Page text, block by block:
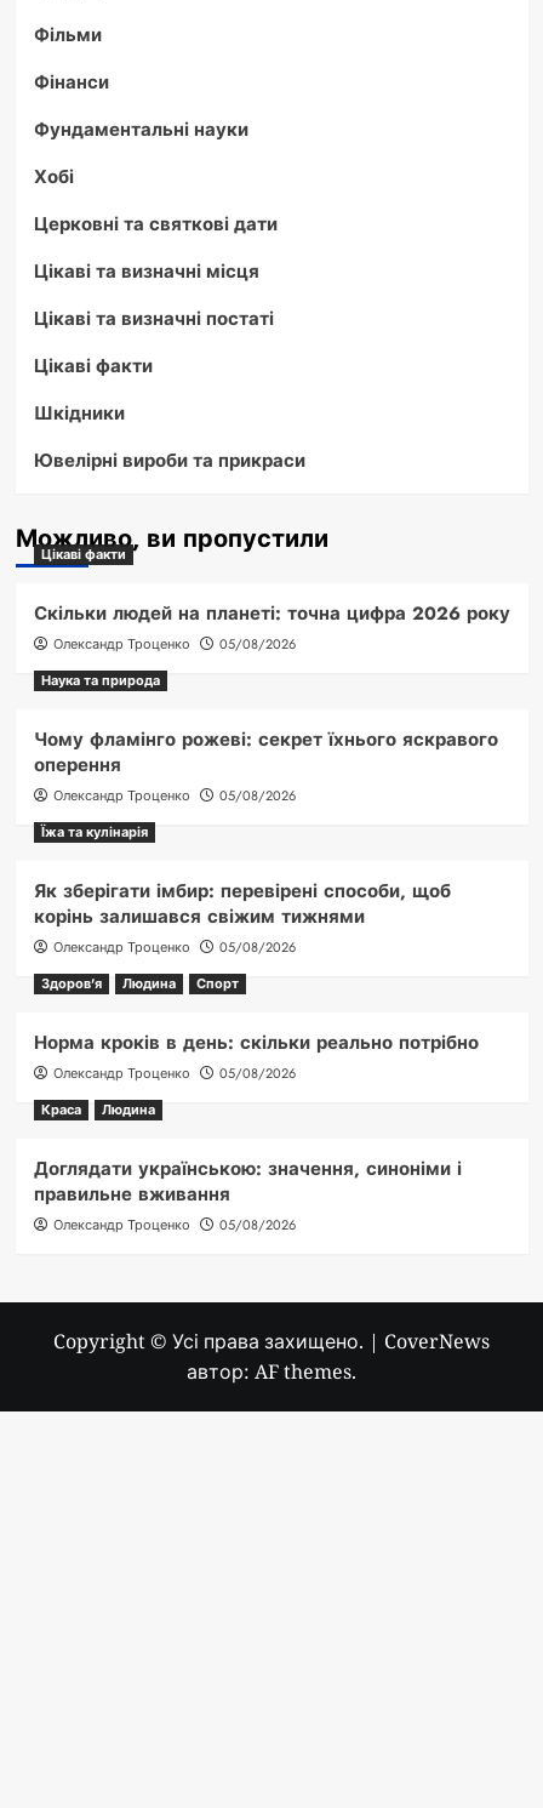
Фільми
Фінанси
Фундаментальні науки
Хобі
Церковні та святкові дати
Цікаві та визначні місця
Цікаві та визначні постаті
Цікаві факти
Шкідники
Ювелірні вироби та прикраси
Можливо, ви пропустили
Цікаві факти
Скільки людей на планеті: точна цифра 2026 року
Олександр Троценко
05/08/2026
Наука та природа
Чому фламінго рожеві: секрет їхнього яскравого
оперення
Олександр Троценко
05/08/2026
Їжа та кулінарія
Як зберігати імбир: перевірені способи, щоб
корінь залишався свіжим тижнями
Олександр Троценко
05/08/2026
Здоров'я
Людина Спорт
Норма кроків в день: скільки реально потрібно
Олександр Троценко
05/08/2026
Краса
Людина
Доглядати українською: значення, синоніми і
правильне вживання
Олександр Троценко 05/08/2026
Copyright © Усі права захищено. | CoverNews
автор: AF themes.